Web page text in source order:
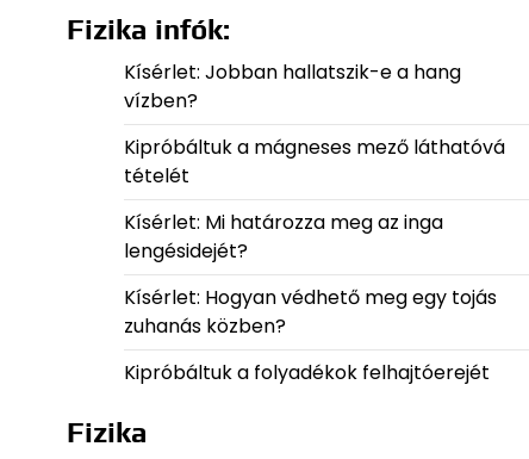
Fizika infók:
Kísérlet: Jobban hallatszik-e a hang
vízben?
Kipróbáltuk a mágneses mező láthatóvá
tételét
Kísérlet: Mi határozza meg az inga
lengésidejét?
Kísérlet: Hogyan védhető meg egy tojás
zuhanás közben?
Kipróbáltuk a folyadékok felhajtóerejét
Fizika